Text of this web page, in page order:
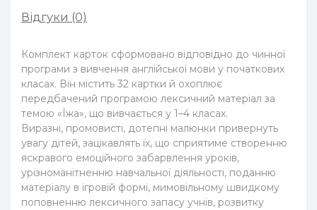
Відгуки (0)
Комплект карток сформовано відповідно до чинної
програми з вивчення англійської мови у початкових
класах. Він містить 32 картки й охоплює
передбачений програмою лексичний матеріал за
темою «Їжа», що вивчається у 1–4 класах.
Виразні, промовисті, дотепні малюнки привернуть
увагу дітей, зацікавлять їх, що сприятиме створенню
яскравого емоційного забарвлення уроків,
урізноманітненню навчальної діяльності, поданню
матеріалу в ігровій формі, мимовільному швидкому
поповненню лексичного запасу учнів, розвитку